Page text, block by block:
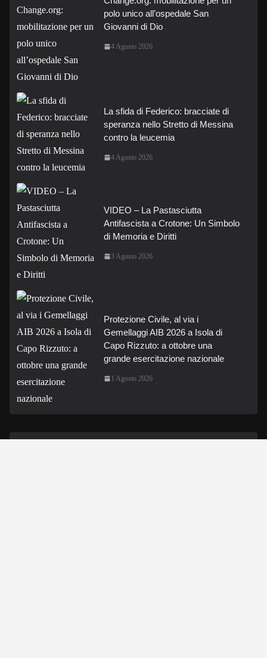
polo unico all’ospedale San
Giovanni di Dio
4 Agosto 2026
La sfida di Federico: bracciate di
speranza nello Stretto di Messina
contro la leucemia
4 Agosto 2026
VIDEO – La Pastasciutta
Antifascista a Crotone: Un Simbolo
di Memoria e Diritti
3 Agosto 2026
Protezione Civile, al via i
Gemellaggi AIB 2026 a Isola di
Capo Rizzuto: a ottobre una
grande esercitazione nazionale
1 Agosto 2026